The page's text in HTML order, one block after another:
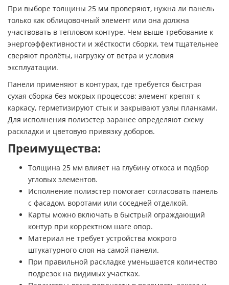
При выборе толщины 25 мм проверяют, нужна ли панель
только как облицовочный элемент или она должна
участвовать в тепловом контуре. Чем выше требование к
энергоэффективности и жёсткости сборки, тем тщательнее
сверяют пролёты, нагрузку от ветра и условия
эксплуатации.
Панели применяют в контурах, где требуется быстрая
сухая сборка без мокрых процессов: элемент крепят к
каркасу, герметизируют стык и закрывают узлы планками.
Для исполнения полиэстер заранее определяют схему
раскладки и цветовую привязку доборов.
Преимущества:
Толщина 25 мм влияет на глубину откоса и подбор
угловых элементов.
Исполнение полиэстер помогает согласовать панель
с фасадом, воротами или соседней отделкой.
Карты можно включать в быстрый ограждающий
контур при корректном шаге опор.
Материал не требует устройства мокрого
штукатурного слоя на самой панели.
При правильной раскладке уменьшается количество
подрезок на видимых участках.